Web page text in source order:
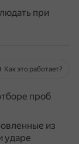
при
Как это работает?
проб
из
ударе